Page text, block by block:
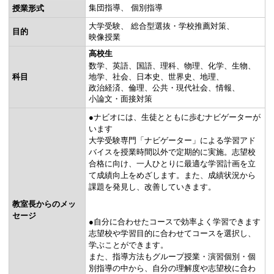
授業形式 集団指導 個別指導
目的
大学受験
総合型選抜・学校推薦対策
映像授業
科目
高校生
数学
英語 国語 理科 物理 化学
生物
地学
社会 日本史 世界史
地理
政治経済
倫理 公共・現代社会
情報
小論文・面接対策
教室長からのメッ
セージ
●ナビオには、生徒とともに歩むナビゲーターが
います
大学受験専門「ナビゲーター」による学習アド
バイスを授業時間以外で定期的に実施。志望校
合格に向け、一人ひとりに最適な学習計画を立
て成績向上をめざします。また、成績状況から
課題を発見し、改善していきます。
●自分に合わせたコースで効率よく学習できます
志望校や学習目的に合わせてコースを選択し、
学ぶことができます。
また、指導方法もグループ授業・演習個別・個
別指導の中から、自分の理解度や志望校に合わ